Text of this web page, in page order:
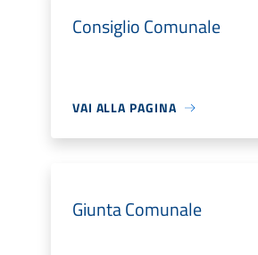
Consiglio Comunale
VAI ALLA PAGINA
Giunta Comunale